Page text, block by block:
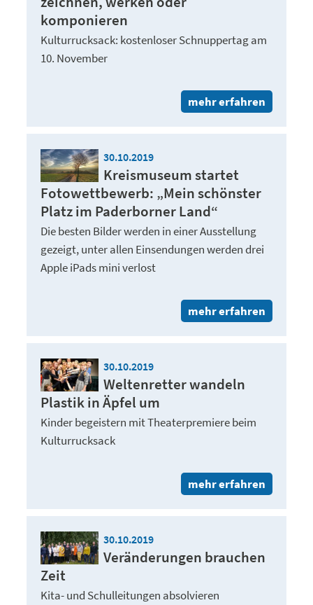
komponieren
Kulturrucksack: kostenloser Schnuppertag am
10. November
mehr erfahren
30.10.2019
Kreismuseum startet
Fotowettbewerb: „Mein schönster
Platz im Paderborner Land“
Die besten Bilder werden in einer Ausstellung
gezeigt, unter allen Einsendungen werden drei
Apple iPads mini verlost
mehr erfahren
30.10.2019
Weltenretter wandeln
Plastik in Äpfel um
Kinder begeistern mit Theaterpremiere beim
Kulturrucksack
mehr erfahren
30.10.2019
Veränderungen brauchen
Zeit
Kita- und Schulleitungen absolvieren